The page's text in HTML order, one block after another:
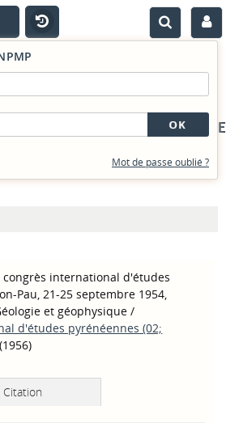
PORTAIL DOCUMENTAIRE
Mot de passe oublié ?
congrès international d'études
Pau, 21-25 septembre 1954,
et géophysique /
d'études pyrénéennes (02;
(1956)
Citation